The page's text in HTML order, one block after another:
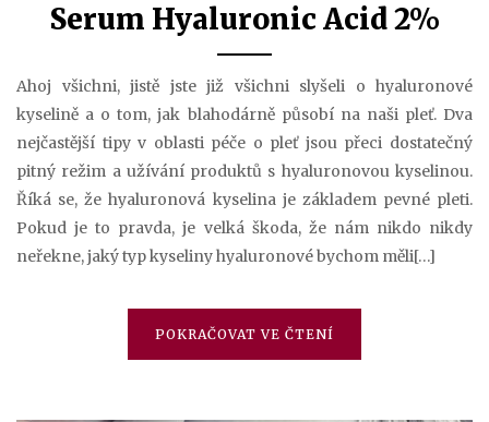
Serum Hyaluronic Acid 2%
Ahoj všichni, jistě jste již všichni slyšeli o hyaluronové
kyselině a o tom, jak blahodárně působí na naši pleť. Dva
nejčastější tipy v oblasti péče o pleť jsou přeci dostatečný
pitný režim a užívání produktů s hyaluronovou kyselinou.
Říká se, že hyaluronová kyselina je základem pevné pleti.
Pokud je to pravda, je velká škoda, že nám nikdo nikdy
neřekne, jaký typ kyseliny hyaluronové bychom měli[…]
POKRAČOVAT VE ČTENÍ